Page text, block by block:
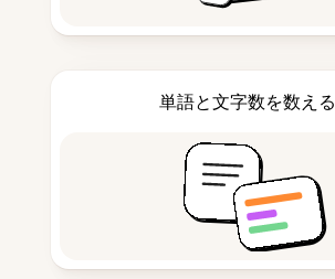
単語と文字数を数える